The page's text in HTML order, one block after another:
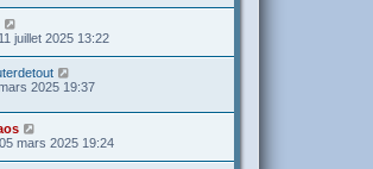
juillet 2025 13:22
2025 19:37
mars 2025 19:24